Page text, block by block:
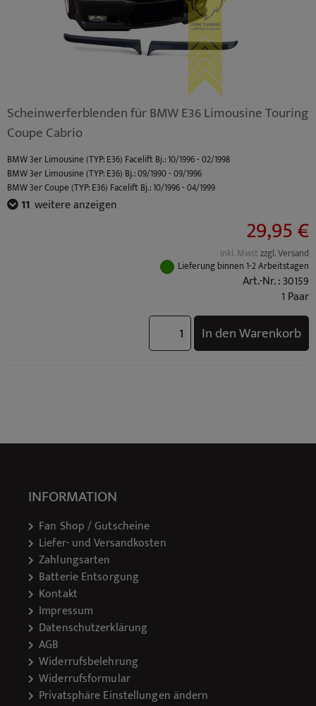
Scheinwerferblenden für BMW E36 Limousine Touring
Coupe Cabrio
BMW 3er Limousine (TYP: E36) Facelift Bj.: 10/1996 - 02/1998
BMW 3er Limousine (TYP: E36) Bj.: 09/1990 - 09/1996
BMW 3er Coupe (TYP: E36) Facelift Bj.: 10/1996 - 04/1999
BMW 3er Coupe (TYP: E36) Bj.: 03/1992 - 09/1996
BMW 3er Touring (TYP: E36) Bj.: 01/1995 - 09/1996
BMW M3 (TYP: M3 (E36) Coupe / Cabrio S50B30) Standard Bj.: 10/1992 - 10/1995
BMW M3 (TYP: M3 (E36) Limo S50B30) Standard Bj.: 10/1992 - 10/1995
BMW M3 (TYP: M3 (E36) Coupe / Cabrio S50B32) Facelift Bj.: 10/1995 - 04/1999
BMW M3 (TYP: M3 (E36) Limo S50B32) Facelift Bj.: 10/1995 - 04/1999
BMW 3er Compact (TYP: E36) Facelift Bj.: 10/1996 - 08/2000
11 weitere anzeigen
29,95 €
inkl. Mwstzzgl. Versand
Lieferung binnen 1-2 Arbeitstagen
Art.-Nr. : 30159
1 Paar
In den Warenkorb
INFORMATION
Fan Shop / Gutscheine
Liefer- und Versandkosten
Zahlungsarten
Batterie Entsorgung
Kontakt
Impressum
Datenschutzerklärung
AGB
Widerrufsbelehrung
Widerrufsformular
Privatsphäre Einstellungen ändern